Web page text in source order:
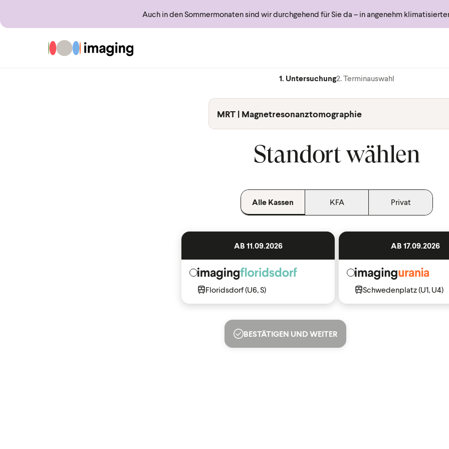
Auch in den Sommermonaten sind wir durchgehend für Sie da – in angenehm
Zur Startseite
1. Untersuchung2. Terminauswahl
MRT | Magnetresonanztomographie
Standort wählen
Alle Kassen KFA Privat
AB 11.09.2026
Floridsdorf (U6, S)
AB 17.09.2026
Schwedenplatz (U1, U4)
BESTÄTIGEN UND WEITER